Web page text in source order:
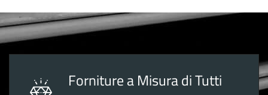
Forniture a Misura di Tutti